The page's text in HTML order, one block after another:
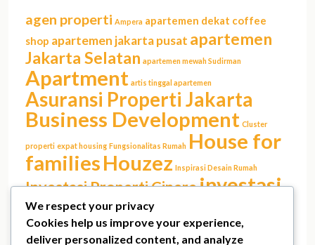
agen properti Ampera apartemen dekat coffee
shop apartemen jakarta pusat apartemen
Jakarta Selatan apartemen mewah Sudirman
Apartment artis tinggal apartemen
Asuransi Properti Jakarta
Business Development Cluster
properti expat housing Fungsionalitas Rumah House for
familiesHouzez Inspirasi Desain Rumah
Investasi Properti Cinereinvestasi
properti Jakarta
Jakarta film Jakarta real estate Kemang KPR Jakartalokasi
We respect your privacy
Cookies help us improve your experience,
deliver personalized content, and analyze